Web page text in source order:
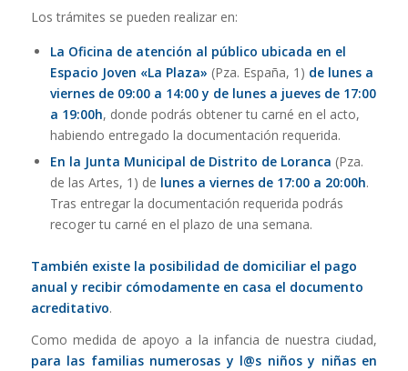
Los trámites se pueden realizar en:
La Oficina de atención al público ubicada en el
Espacio Joven «La Plaza» (Pza. España, 1) de lunes a
viernes de 09:00 a 14:00 y de lunes a jueves de 17:00
a 19:00h, donde podrás obtener tu carné en el acto,
habiendo entregado la documentación requerida.
En la Junta Municipal de Distrito de Loranca (Pza.
de las Artes, 1) de lunes a viernes de 17:00 a 20:00h.
Tras entregar la documentación requerida podrás
recoger tu carné en el plazo de una semana.
También existe la posibilidad de domiciliar el pago
anual y recibir cómodamente en casa el documento
acreditativo.
Como medida de apoyo a la infancia de nuestra ciudad,
para las familias numerosas y l@s niños y niñas en